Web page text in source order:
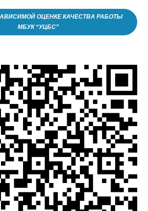
ОЦЕНКЕ КАЧЕСТВА РАБОТЫ
МБУК “УЦБС”